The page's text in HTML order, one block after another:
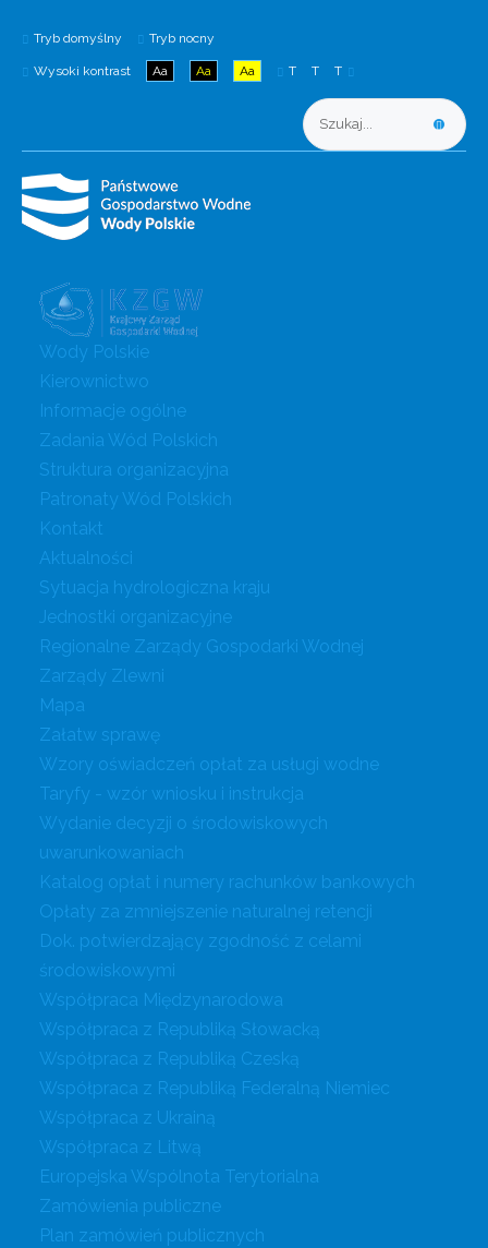
Tryb domyślny Tryb nocny
Wysoki kontrast Aa Aa Aa T T T
Wody Polskie
Kierownictwo
Informacje ogólne
Zadania Wód Polskich
Struktura organizacyjna
Patronaty Wód Polskich
Kontakt
Aktualności
Sytuacja hydrologiczna kraju
Jednostki organizacyjne
Regionalne Zarządy Gospodarki Wodnej
Zarządy Zlewni
Mapa
Załatw sprawę
Wzory oświadczeń opłat za usługi wodne
Taryfy - wzór wniosku i instrukcja
Wydanie decyzji o środowiskowych
uwarunkowaniach
Katalog opłat i numery rachunków bankowych
Opłaty za zmniejszenie naturalnej retencji
Dok. potwierdzający zgodność z celami
środowiskowymi
Współpraca Międzynarodowa
Współpraca z Republiką Słowacką
Współpraca z Republiką Czeską
Współpraca z Republiką Federalną Niemiec
Współpraca z Ukrainą
Współpraca z Litwą
Europejska Wspólnota Terytorialna
Zamówienia publiczne
Plan zamówień publicznych